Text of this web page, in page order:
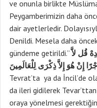
ve onunla birlikte
Peygamberimizin daha
dair ayetlerledir.
Denildi. Mesela daha
gündeme getirildi.”قُل لاَّ
إِنْ هُوَ إِلاَّ ذِكْرَى لِلْعَالَمِينَ
Tevrat’ta ya da İncil’de
da ileri gidilerek
oraya yönelmesi